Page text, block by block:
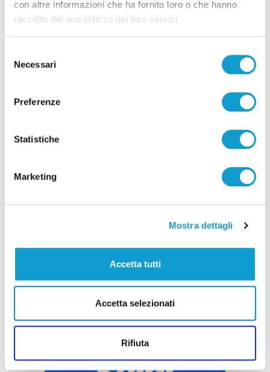
con altre informazioni che ha fornito loro o che hanno
raccolto dal suo utilizzo dei loro servizi.
delNecessari
Preferenze
Statistiche
Marketing
Mostra dettagli
Accetta tutti
Accetta selezionati
Rifiuta
per il derby tra Pescara e Samb: decide il
di Pierluigi Dorotei